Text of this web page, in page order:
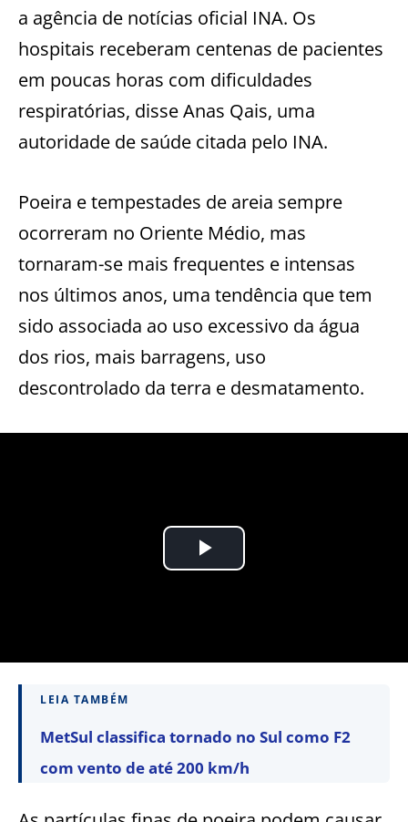
a agência de notícias oficial INA. Os
hospitais receberam centenas de pacientes
em poucas horas com dificuldades
respiratórias, disse Anas Qais, uma
autoridade de saúde citada pelo INA.
Poeira e tempestades de areia sempre
ocorreram no Oriente Médio, mas
tornaram-se mais frequentes e intensas
nos últimos anos, uma tendência que tem
sido associada ao uso excessivo da água
dos rios, mais barragens, uso
descontrolado da terra e desmatamento.
LEIA TAMBÉM
MetSul classifica tornado no Sul como F2
com vento de até 200 km/h